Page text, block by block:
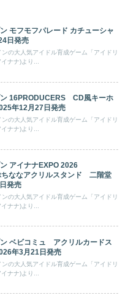
モフモフパレード カチューシャ
日発売
の大人気アイドル育成ゲーム「アイドリ
ナナ)より...
ン 16PRODUCERS CD風キーホ
年12月27日発売
の大人気アイドル育成ゲーム「アイドリ
ナナ)より...
アイナナEXPO 2026
ななアクリルスタンド 二階堂
発売
の大人気アイドル育成ゲーム「アイドリ
ナナ)より...
ベビコミュ アクリルカードス
年3月21日発売
の大人気アイドル育成ゲーム「アイドリ
ナナ)より...